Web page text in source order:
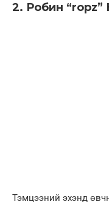
2. Робин
Тэмцээний эхэнд